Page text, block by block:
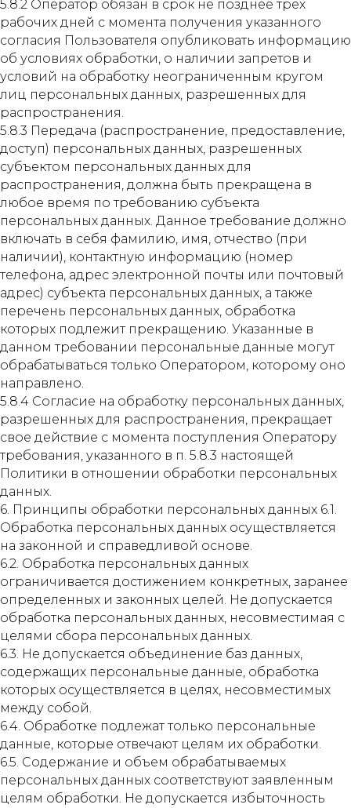
5.8.2 Оператор обязан в срок не позднее трех
рабочих дней с момента получения указанного
согласия Пользователя опубликовать информацию
об условиях обработки, о наличии запретов и
условий на обработку неограниченным кругом
лиц персональных данных, разрешенных для
распространения.
5.8.3 Передача (распространение, предоставление,
доступ) персональных данных, разрешенных
субъектом персональных данных для
распространения, должна быть прекращена в
любое время по требованию субъекта
персональных данных. Данное требование должно
включать в себя фамилию, имя, отчество (при
наличии), контактную информацию (номер
телефона, адрес электронной почты или почтовый
адрес) субъекта персональных данных, а также
перечень персональных данных, обработка
которых подлежит прекращению. Указанные в
данном требовании персональные данные могут
обрабатываться только Оператором, которому оно
направлено.
5.8.4 Согласие на обработку персональных данных,
разрешенных для распространения, прекращает
свое действие с момента поступления Оператору
требования, указанного в п. 5.8.3 настоящей
Политики в отношении обработки персональных
данных.
6. Принципы обработки персональных данных 6.1.
Обработка персональных данных осуществляется
на законной и справедливой основе.
6.2. Обработка персональных данных
ограничивается достижением конкретных, заранее
определенных и законных целей. Не допускается
обработка персональных данных, несовместимая с
целями сбора персональных данных.
6.3. Не допускается объединение баз данных,
содержащих персональные данные, обработка
которых осуществляется в целях, несовместимых
между собой.
6.4. Обработке подлежат только персональные
данные, которые отвечают целям их обработки.
6.5. Содержание и объем обрабатываемых
персональных данных соответствуют заявленным
целям обработки. Не допускается избыточность